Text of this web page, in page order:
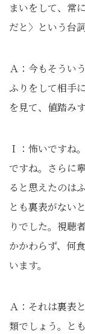
まいをして、常
だと〉という台
Ａ：今もそうい
ふりをして相手
を見て、値踏みす
Ｉ：怖いですね
ですね。さらに
ると思えたのは
とも裏表がない
りでした。視聴
かかわらず、何
います。
Ａ：それは裏表
類でしょう。と